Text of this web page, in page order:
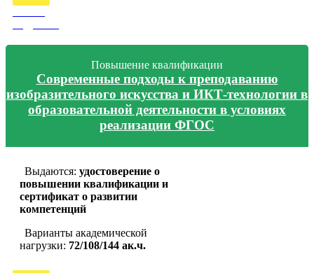
Повышение квалификации
Современные подходы к преподаванию
изобразительного искусства и ИКТ-технологии в
образовательной деятельности в условиях
реализации ФГОС
Выдаются: удостоверение о
повышении квалификации и
сертификат о развитии
компетенций
Варианты академической
нагрузки: 72/108/144 ак.ч.